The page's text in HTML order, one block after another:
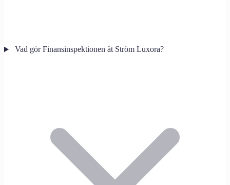
Vad gör Finansinspektionen åt Ström Luxora?